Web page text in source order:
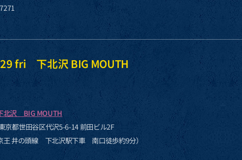
fri 下北沢 BIG MOUTH
北沢 BIG MOUTH
都世田谷区代沢5-6-14 前田ビル2F
王 井の頭線 下北沢駅下車 南口徒歩約9分）